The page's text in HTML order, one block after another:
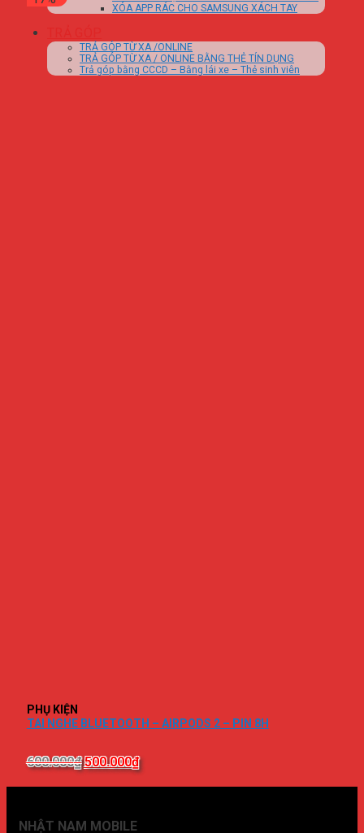
XÓA APP RÁC CHO SAMSUNG XÁCH TAY
TRẢ GÓP TỪ XA /ONLINE
TRẢ GÓP TỪ XA / ONLINE BẰNG THẺ TÍN DỤNG
Trả góp bằng CCCD – Bằng lái xe – Thẻ sinh viên
PHỤ KIỆN
TAI NGHE BLUETOOTH – AIRPODS 2 – PIN 8H
600.000₫ 500.000₫
NHẬT NAM MOBILE